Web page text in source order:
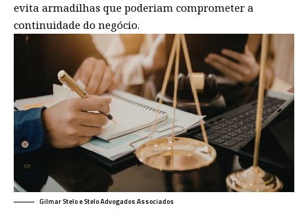
evita armadilhas que poderiam comprometer a
continuidade do negócio.
Gilmar Stelo e Stelo Advogados Associados